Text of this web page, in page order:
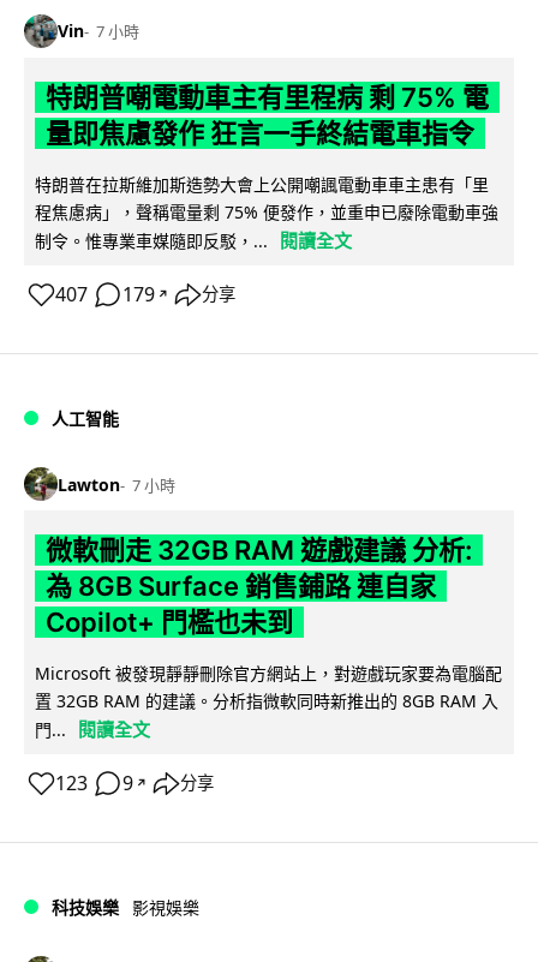
Vin 7 小時
特朗普嘲電動車主有里程病 剩 75% 電
量即焦慮發作 狂言一手終結電車指令
特朗普在拉斯維加斯造勢大會上公開嘲諷電動車車主患有「里
程焦慮病」，聲稱電量剩 75% 便發作，並重申已廢除電動車強
制令。惟專業車媒隨即反駁，...
閱讀全文
407 179 ↗ 分享
人工智能
Lawton 7 小時
微軟刪走 32GB RAM 遊戲建議 分析:
為 8GB Surface 銷售鋪路 連自家
Copilot+ 門檻也未到
Microsoft 被發現靜靜刪除官方網站上，對遊戲玩家要為電腦配
置 32GB RAM 的建議。分析指微軟同時新推出的 8GB RAM 入
門...
閱讀全文
123 9 ↗ 分享
科技娛樂 影視娛樂